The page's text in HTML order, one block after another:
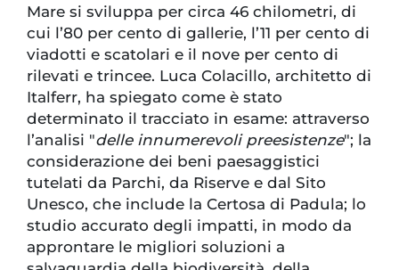
Mare si sviluppa per circa 46 chilometri, di
cui l’80 per cento di gallerie, l’11 per cento di
viadotti e scatolari e il nove per cento di
rilevati e trincee. Luca Colacillo, architetto di
Italferr, ha spiegato come è stato
determinato il tracciato in esame: attraverso
l’analisi "delle innumerevoli preesistenze"; la
considerazione dei beni paesaggistici
tutelati da Parchi, da Riserve e dal Sito
Unesco, che include la Certosa di Padula; lo
studio accurato degli impatti, in modo da
approntare le migliori soluzioni a